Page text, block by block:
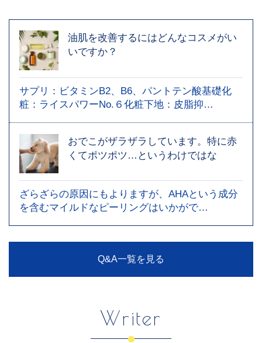
油肌を改善するにはどんなコスメがい
いですか？
サプリ：ビタミンB2、B6、パントテン酸基礎化
粧：ライスパワーNo.６化粧下地：皮脂抑…
おでこがザラザラしています。特に赤
くてポツポツ…というわけではな
ざらざらの原因にもよりますが、AHAという成分
を含むマイルドなピーリングはいかがで…
Q&A一覧を見る
Writer